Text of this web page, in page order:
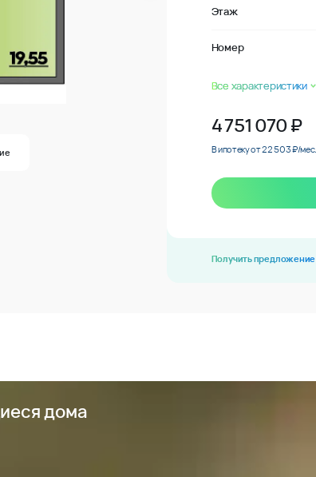
Этаж
Номер
Все характеристики
4 751 070₽
В ипотеку от 22 503 ₽/мес.
Получить предложение
дома